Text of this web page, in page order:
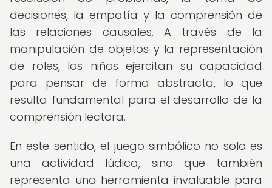
decisiones, la empatía y la comprensión de
las relaciones causales. A través de la
manipulación de objetos y la representación
de roles, los niños ejercitan su capacidad
para pensar de forma abstracta, lo que
resulta fundamental para el desarrollo de la
comprensión lectora.
En este sentido, el juego simbólico no solo es
una actividad lúdica, sino que también
representa una herramienta invaluable para